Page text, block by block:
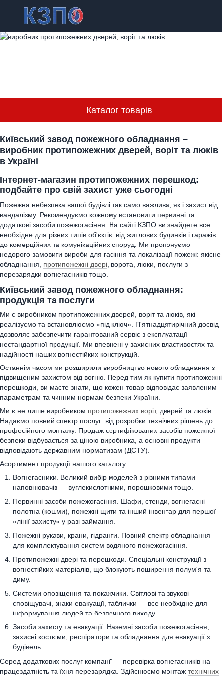
Каталог товарів
Київський завод пожежного обладнання –
виробник протипожежних дверей, воріт та люків
в Україні
Інтернет-магазин протипожежних перешкод:
подбайте про свій захист уже сьогодні
Пожежна небезпека вашої будівлі так само важлива, як і захист від
вандалізму. Рекомендуємо кожному встановити первинні та
додаткові засоби пожежогасіння. На сайті КЗПО ви знайдете все
необхідне для різних типів об'єктів: від житлових будинків і гаражів
до комерційних та комунікаційних споруд. Ми пропонуємо
недорого замовити вироби для гасіння та локалізації пожежі: якісне
обладнання, протипожежні двері , ворота, люки, послуги з
перезарядки вогнегасників тощо.
Київський завод пожежного обладнання:
продукція та послуги
Ми є виробником протипожежних дверей, воріт та люків, які
реалізуємо та встановлюємо «під ключ». П'ятнадцятирічний досвід
дозволяє забезпечити гарантований сервіс з експлуатації
нестандартної продукції. Ми впевнені у захисних властивостях та
надійності наших вогнестійких конструкцій.
Останнім часом ми розширили виробництво нового обладнання з
підвищеним захистом від вогню. Перед тим як купити протипожежні
перешкоди, ви маєте знати, що кожен товар відповідає заявленим
параметрам та чинним нормам безпеки України.
Ми є не лише виробником протипожежних воріт, дверей та люків.
Надаємо повний спектр послуг: від розробки технічних рішень до
професійного монтажу. Продаж сертифікованих засобів пожежної
безпеки відбувається за ціною виробника, а основні продукти
відповідають державним нормативам (ДСТУ).
Асортимент продукції нашого каталогу:
Вогнегасники. Великий вибір моделей з різними типами
наповнювачів — вуглекислотними, порошковими тощо.
Первинні засоби пожежогасіння. Шафи, стенди, вогнегасні
полотна (кошми), пожежні щити та інший інвентар для першої
«лінії захисту» у разі займання.
Пожежні рукави, крани, гідранти. Повний спектр обладнання
для комплектування систем водяного пожежогасіння.
Протипожежні двері та перешкоди. Спеціальні конструкції з
вогнестійких матеріалів, що блокують поширення полум'я та
диму.
Системи оповіщення та покажчики. Світлові та звукові
сповіщувачі, знаки евакуації, таблички — все необхідне для
інформування людей та безпечного виходу.
Засоби захисту та евакуації. Наземні засоби пожежогасіння,
захисні костюми, респіратори та обладнання для евакуації з
будівель.
Серед додаткових послуг компанії — перевірка вогнегасників на
працездатність та їхня перезарядка. Здійснюємо монтаж технічних